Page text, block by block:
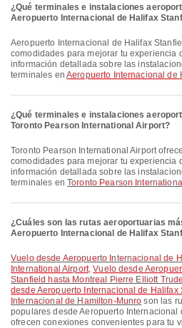
¿Qué terminales e instalaciones
Aeropuerto Internacional de Halifax
Aeropuerto Internacional de Halifax Stanfield ofrece Taxi y muchas otras
comodidades para mejorar tu experiencia
información detallada sobre las
terminales en Aeropuerto Internacional de
¿Qué terminales e instalaciones
Toronto Pearson International Airport?
Toronto Pearson International Airport ofrece Taxi y muchas otras
comodidades para mejorar tu experiencia
información detallada sobre las
terminales en Toronto Pearson
¿Cuáles son las rutas aeroportuarias
Aeropuerto Internacional de Halifax
Vuelo desde Aeropuerto Internacional de Halifax Stanfield hasta St John's
International Airport,Vuelo desde
Stanfield hasta Montreal Pierre Elliott
desde Aeropuerto Internacional de Halifax
Internacional de Hamilton-Munro son las
populares desde Aeropuerto Internacional
ofrecen conexiones convenientes para tu